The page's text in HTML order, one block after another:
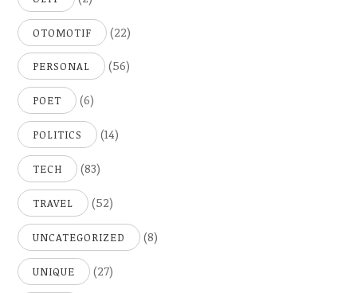
OTOMOTIF (22)
PERSONAL (56)
POET (6)
POLITICS (14)
TECH (83)
TRAVEL (52)
UNCATEGORIZED (8)
UNIQUE (27)